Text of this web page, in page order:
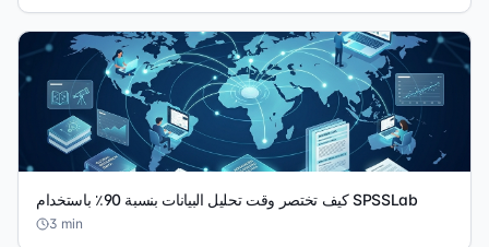
كيف تختصر وقت تحليل البيانات بنسبة 90٪ باستخدام SPSSLab
3 min